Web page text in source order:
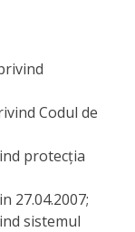
Codul de
protecţia
27.04.2007;
sistemul